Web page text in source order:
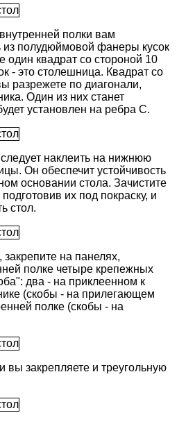
полки вам
из полудюймовой фанеры кусок
квадрат со стороной 10
- это столешница. Квадрат со
разрежете по диагонали,
Один из них станет
установлен на ребра С.
наклеить на нижнюю
Он обеспечит устойчивость
основании стола. Зачистите
их под покраску, и
стол.
закрепите на панелях,
полке четыре крепежных
два - на приклеенном к
(скобы - на прилегающем
полке (скобы - на
вы закрепляете и треугольную